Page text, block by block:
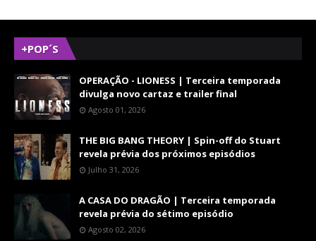
+POP´S
OPERAÇÃO - LIONESS | Terceira temporada
divulga novo cartaz e trailer final
Agosto 01, 2026
THE BIG BANG THEORY | Spin-off do Stuart
revela prévia dos próximos episódios
Julho 31, 2026
A CASA DO DRAGÃO | Terceira temporada
revela prévia do sétimo episódio
Agosto 02, 2026